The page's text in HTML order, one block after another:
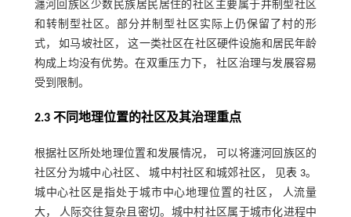
瀍河回族区少数民族居民居住的社区主要属于并制型社区
和转制型社区。部分并制型社区实际上仍保留了村的形
式， 如马坡社区， 这一类社区在社区硬件设施和居民年龄
构成上均没有优势。在双重压力下， 社区治理与发展容易
受到限制。
2.3 不同地理位置的社区及其治理重点
根据社区所处地理位置和发展情况， 可以将瀍河回族区的
社区分为城中心社区、 城中村社区和城郊社区， 见表 3。
城中心社区是指处于城市中心地理位置的社区， 人流量
大， 人际交往复杂且密切。城中村社区属于城市化进程中